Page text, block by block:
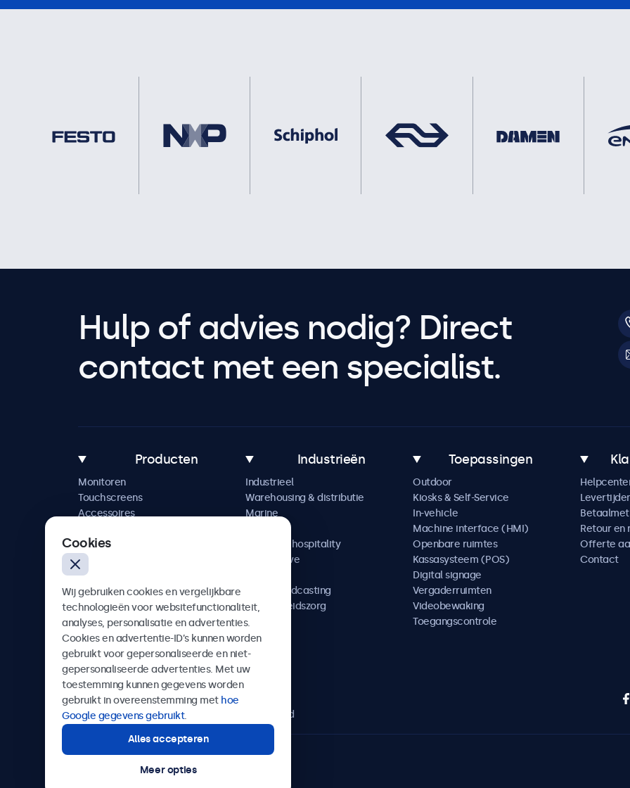
Hulp of advies nodig? Direct
contact met een specialist.
Producten
Monitoren
Touchscreens
Accessoires
Industrieën
Industrieel
Warehousing & distributie
Marine
Horeca & hospitality
Automotive
AV & Broadcasting
Gezondheidszorg
Toepassingen
Outdoor
Kiosks & Self-Service
In-vehicle
Machine interface (HMI)
Openbare ruimtes
Kassasysteem (POS)
Digital signage
Vergaderruimten
Videobewaking
Toegangscontrole
Retour en
Offerte
Contact
Beetronics
Bloemstraat 28, 1016LC Amsterdam, Nederland
Cookies
Wij gebruiken cookies en vergelijkbare
technologieën voor websitefunctionaliteit,
analyses, personalisatie en advertenties.
Cookies en advertentie-ID’s kunnen worden
gebruikt voor gepersonaliseerde en niet-
gepersonaliseerde advertenties. Met uw
toestemming kunnen gegevens worden
gebruikt in overeenstemming met hoe
Google gegevens gebruikt.
Alles accepteren
Meer opties